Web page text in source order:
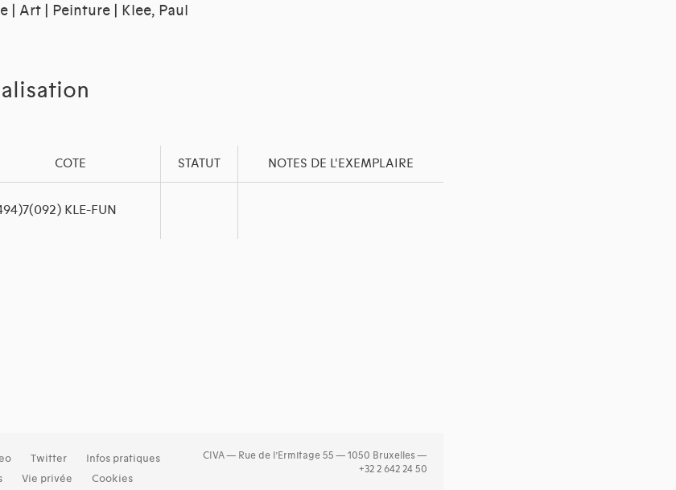
| Art | Peinture | Klee, Paul
COTE STATUT NOTES DE L'EXEMPLAIRE
KLE-FUN
Twitter
Infos pratiques
Vie privée Cookies
CIVA — Rue de l’Ermitage 55 — 1050 Bruxelles —
+32 2 642 24 50